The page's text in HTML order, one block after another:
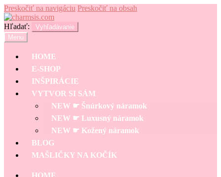
Preskočiť na navigáciu Preskočiť na obsah
Hľadať:
Vyhľadávanie
Menu
HOME
E-SHOP
INŠPIRÁCIE
VYTVOR SI SÁM
NEW ☛ Šnúrkový náramok
NEW ☛ Luxusný náramok
NEW ☛ Kožený náramok
BLOG
MAŠLIČKY NA KOČÍK
HOME